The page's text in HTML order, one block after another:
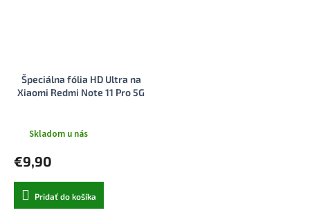
Špeciálna fólia HD Ultra na
Xiaomi Redmi Note 11 Pro 5G
Skladom u nás
€9,90
Pridať do košíka